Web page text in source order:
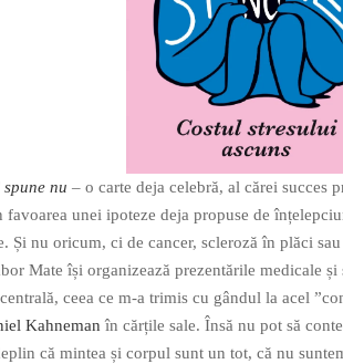
nu – o carte deja celebră, al cărei succes
favoarea unei ipoteze deja propuse de
Și nu oricum, ci de cancer, scleroză în plăci
Mate își organizează prezentările medicale
ceea ce m-a trimis cu gândul la acel
Kahneman în cărțile sale. Însă nu pot să
că mintea și corpul sunt un tot, că nu